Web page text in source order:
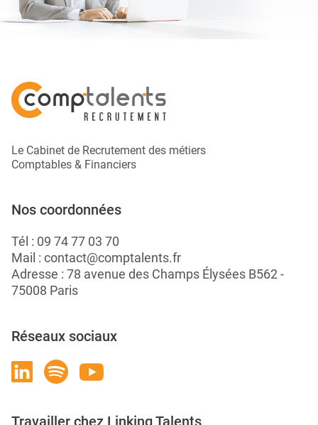
Le Cabinet de Recrutement des métiers
Comptables & Financiers
Nos coordonnées
Tél : 09 74 77 03 70
Mail : contact@comptalents.fr
Adresse : 78 avenue des Champs Élysées B562 -
75008 Paris
Réseaux sociaux
Travailler chez Linking Talents